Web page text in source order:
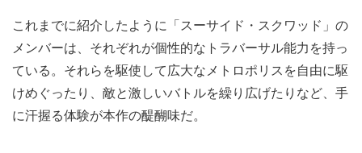
これまでに紹介したように「スーサイド・スクワッド」の
メンバーは、それぞれが個性的なトラバーサル能力を持っ
ている。それらを駆使して広大なメトロポリスを自由に駆
けめぐったり、敵と激しいバトルを繰り広げたりなど、手
に汗握る体験が本作の醍醐味だ。